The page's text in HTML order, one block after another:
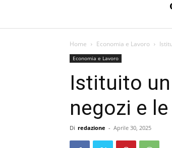
Home Economia e Lavoro
Economia e Lavoro
Istituito
negozi e
Di redazione - Aprile 30, 2025